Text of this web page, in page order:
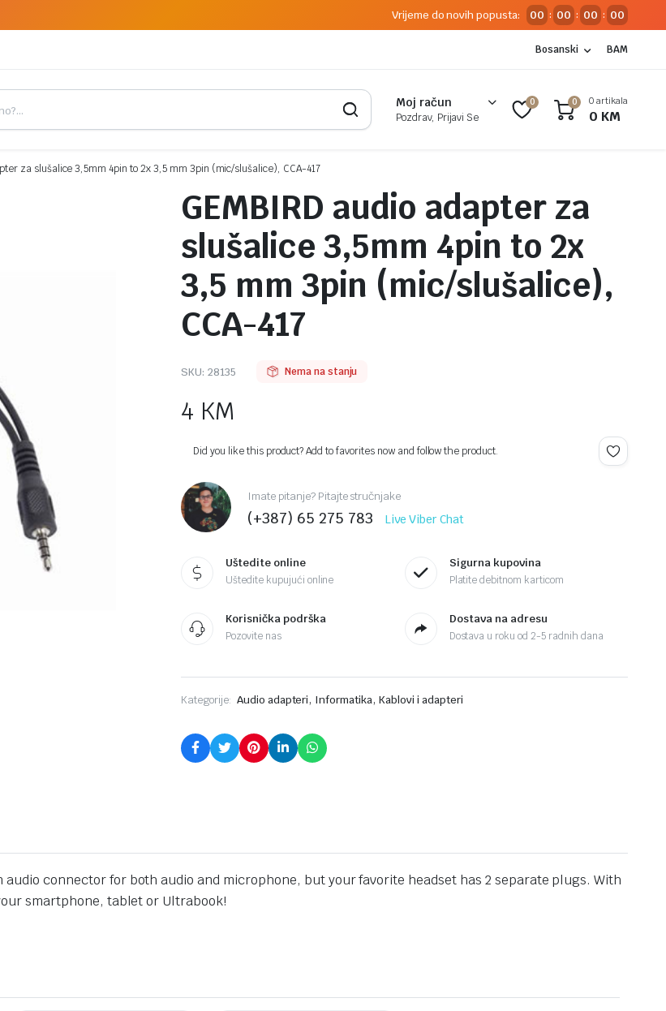
Vrijeme do novih popusta: 00 : 00 : 00 : 00
Bosanski BAM
Moj račun
Pozdrav, Prijavi Se
0 0 0 artikala
0 KM
za slušalice 3,5mm 4pin to 2x 3,5 mm 3pin (mic/slušalice), CCA-417
GEMBIRD audio adapter za
slušalice 3,5mm 4pin to 2x
3,5 mm 3pin (mic/slušalice),
CCA-417
SKU: 28135 Nema na stanju
4 KM
Did you like this product? Add to favorites now and follow the product.
Imate pitanje? Pitajte stručnjake
(+387) 65 275 783 Live Viber Chat
Uštedite online
Uštedite kupujući online
Sigurna kupovina
Platite debitnom karticom
Korisnička podrška
Pozovite nas
Dostava na adresu
Dostava u roku od 2-5 radnih dana
Kategorije: Audio adapteri, Informatika, Kablovi i adapteri
connector for both audio and microphone, but your favorite headset has 2 separate plugs. With
smartphone, tablet or Ultrabook!